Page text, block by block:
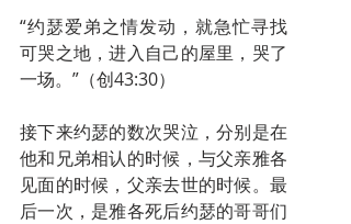
“约瑟爱弟之情发动，就急忙寻找
可哭之地，进入自己的屋里，哭了
一场。”（创43:30）
接下来约瑟的数次哭泣，分别是在
他和兄弟相认的时候，与父亲雅各
见面的时候，父亲去世的时候。最
后一次，是雅各死后约瑟的哥哥们